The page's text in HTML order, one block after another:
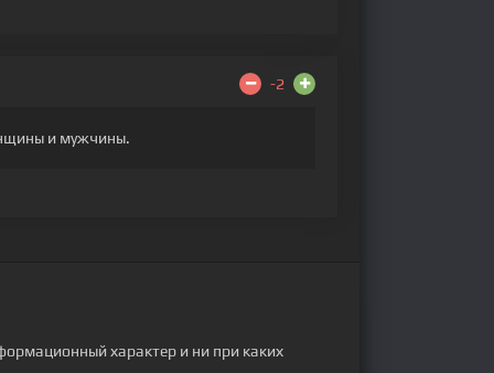
-2
и мужчины.
характер и ни при каких